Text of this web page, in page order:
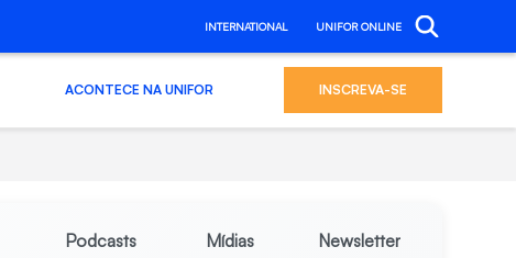
INTERNATIONAL UNIFOR ONLINE
ACONTECE NA UNIFOR INSCREVA-SE
Podcasts Mídias Newsletter